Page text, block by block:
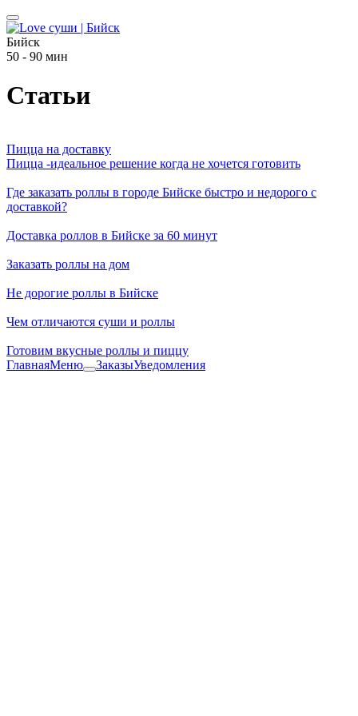
Бийск
50 - 90 мин
Статьи
Пицца на доставку
Пицца -идеальное решение когда не хочется готовить
Где заказать роллы в городе Бийске быстро и недорого с
доставкой?
Доставка роллов в Бийске за 60 минут
Заказать роллы на дом
Не дорогие роллы в Бийске
Чем отличаются суши и роллы
Готовим вкусные роллы и пиццу
ГлавнаяМеню ЗаказыУведомления